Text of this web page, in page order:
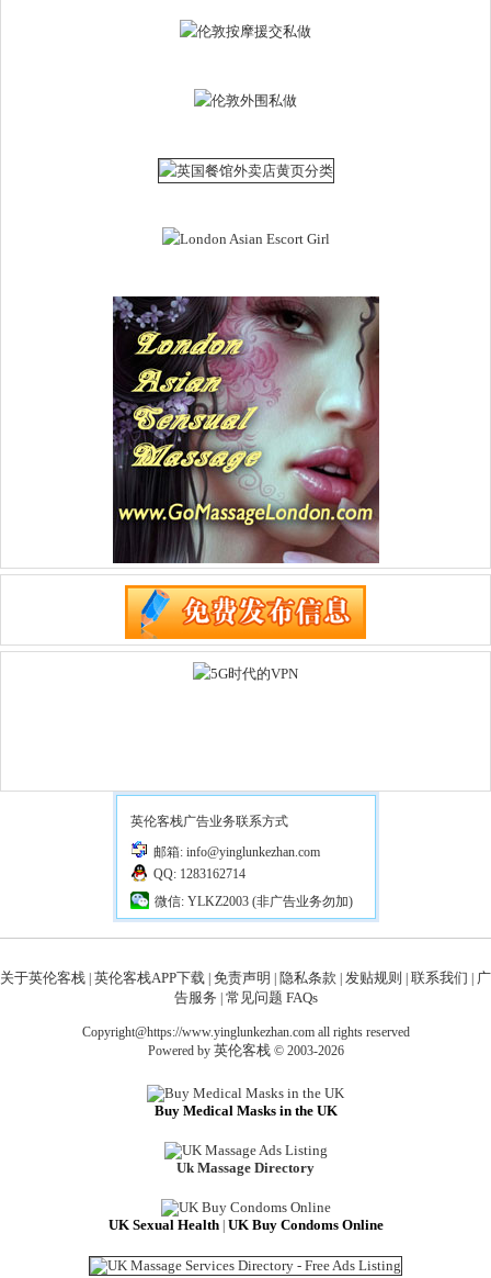
英伦客栈广告业务联系方式
邮箱: info@yinglunkezhan.com
QQ: 1283162714
微信: YLKZ2003 (非广告业务勿加)
关于英伦客栈 英伦客栈APP下载 免责声明 隐私条款 发贴规则 联系我们
广
告服务 常见问题 FAQs
Copyright@https://www.yinglunkezhan.com all rights reserved
Powered by 英伦客栈 © 2003-2026
Buy Medical Masks in the UK
Uk Massage Directory
UK Sexual Health| UK Buy Condoms Online